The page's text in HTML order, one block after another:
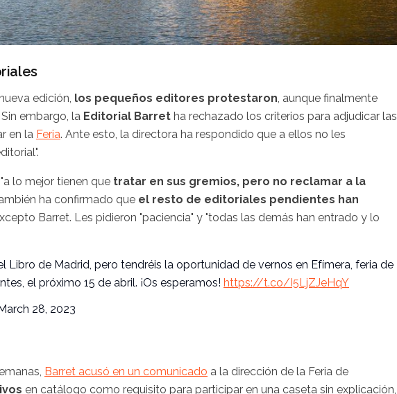
edición, los pequeños editores protestaron, aunque finalmente
embargo, la Editorial Barret ha rechazado los criterios para adjudicar las
en la Feria. Ante esto, la directora ha respondido que a ellos no les
lo mejor tienen que tratar en sus gremios, pero no reclamar a la
ha confirmado que el resto de editoriales pendientes han
Barret. Les pidieron "paciencia" y "todas las demás han entrado y lo
Libro de Madrid, pero tendréis la oportunidad de vernos en Efímera, feria de
el próximo 15 de abril. ¡Os esperamos! https://t.co/I5LjZJeHqY
March 28, 2023
Barret acusó en un comunicado a la dirección de la Feria de
en catálogo como requisito para participar en una caseta sin explicación,